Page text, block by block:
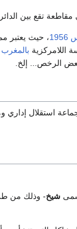
تقع بين
1956، حيث يعتبر
اللامركزية بالمغرب
الرخص... إلخ.
جماعة استقلال
شيخ- وذلك من